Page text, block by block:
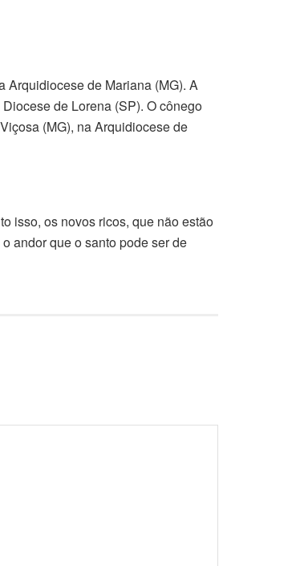
Arquidiocese de Mariana (MG). A
de Lorena (SP). O cônego
(MG), na Arquidiocese de
isso, os novos ricos, que não estão
andor que o santo pode ser de